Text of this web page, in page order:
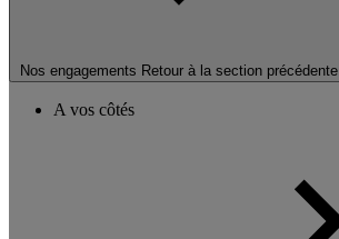
Nos engagements Retour à la section précédente
A vos côtés